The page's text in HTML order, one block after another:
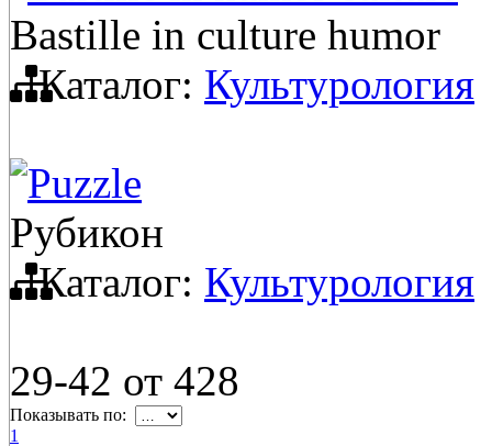
Bastille in culture humor
Каталог: Культурология
Puzzle
Рубикон
Каталог: Культурология
29-42 от 428
Показывать по:
1